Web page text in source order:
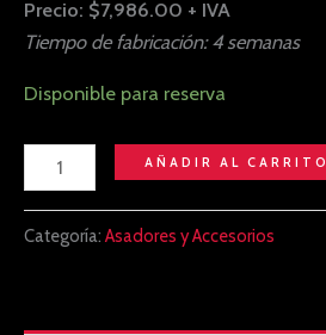
Precio: $7,986.00 + IVA
Tiempo de fabricación: 4 semanas
Disponible para reserva
AÑADIR AL CARRITO
Categoría: Asadores y Accesorios